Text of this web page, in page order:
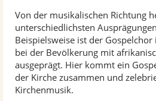
Von der musikalischen Richtung
unterschiedlichsten
Beispielsweise ist der
bei der Bevölkerung mit
ausgeprägt. Hier kommt ein
der Kirche zusammen und
Kirchenmusik.